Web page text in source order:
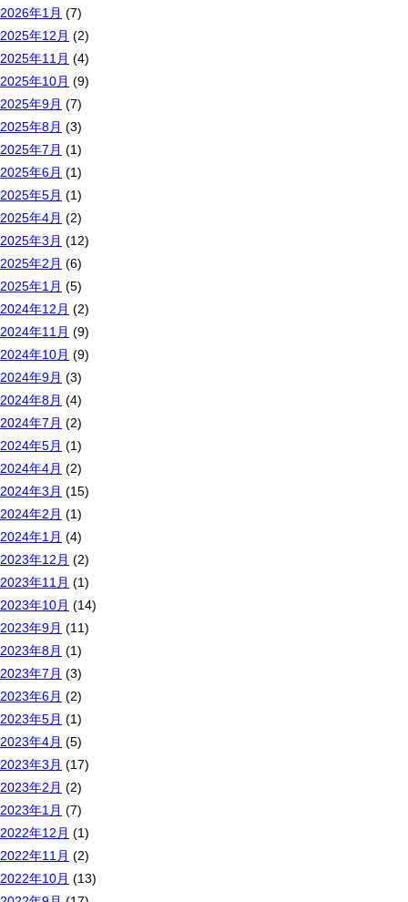
2026年1月 (7)
2025年12月 (2)
2025年11月 (4)
2025年10月 (9)
2025年9月 (7)
2025年8月 (3)
2025年7月 (1)
2025年6月 (1)
2025年5月 (1)
2025年4月 (2)
2025年3月 (12)
2025年2月 (6)
2025年1月 (5)
2024年12月 (2)
2024年11月 (9)
2024年10月 (9)
2024年9月 (3)
2024年8月 (4)
2024年7月 (2)
2024年5月 (1)
2024年4月 (2)
2024年3月 (15)
2024年2月 (1)
2024年1月 (4)
2023年12月 (2)
2023年11月 (1)
2023年10月 (14)
2023年9月 (11)
2023年8月 (1)
2023年7月 (3)
2023年6月 (2)
2023年5月 (1)
2023年4月 (5)
2023年3月 (17)
2023年2月 (2)
2023年1月 (7)
2022年12月 (1)
2022年11月 (2)
2022年10月 (13)